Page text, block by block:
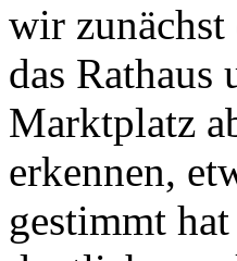
wir
das Rathaus
Marktplatz
erkennen,
gestimmt